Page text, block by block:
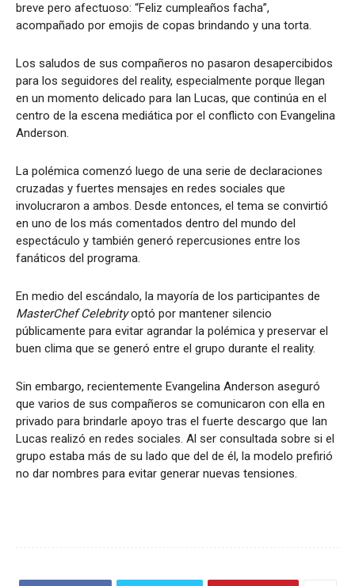
breve pero afectuoso: “Feliz cumpleaños facha”,
acompañado por emojis de copas brindando y una torta.
Los saludos de sus compañeros no pasaron desapercibidos
para los seguidores del reality, especialmente porque llegan
en un momento delicado para Ian Lucas, que continúa en el
centro de la escena mediática por el conflicto con Evangelina
Anderson.
La polémica comenzó luego de una serie de declaraciones
cruzadas y fuertes mensajes en redes sociales que
involucraron a ambos. Desde entonces, el tema se convirtió
en uno de los más comentados dentro del mundo del
espectáculo y también generó repercusiones entre los
fanáticos del programa.
En medio del escándalo, la mayoría de los participantes de
MasterChef Celebrityoptó por mantener silencio
públicamente para evitar agrandar la polémica y preservar el
buen clima que se generó entre el grupo durante el reality.
Sin embargo, recientemente Evangelina Anderson aseguró
que varios de sus compañeros se comunicaron con ella en
privado para brindarle apoyo tras el fuerte descargo que Ian
Lucas realizó en redes sociales. Al ser consultada sobre si el
grupo estaba más de su lado que del de él, la modelo prefirió
no dar nombres para evitar generar nuevas tensiones.